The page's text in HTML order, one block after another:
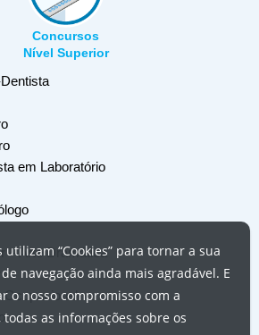
Concursos
Nível Superior
em Laboratório
– Arte Dramática
Ocupacional
utilizam “Cookies” para tornar a sua
navegação ainda mais agradável. E
o nosso compromisso com a
todas as informações sobre os